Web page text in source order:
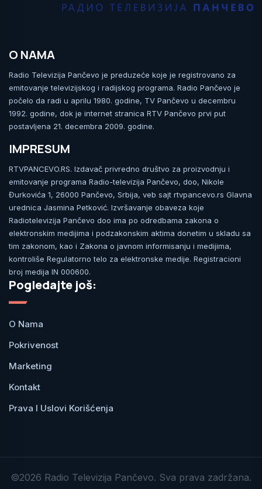
O NAMA
Radio Televizija Pančevo je preduzeće koje je registrovano za
emitovanje televizijskog i radijskog programa. Radio Pančevo je
počelo da radi u aprilu 1980. godine, TV Pančevo u decembru
1992. godine, dok je internet stranica RTV Pančevo prvi put
postavljena 21. decembra 2009. godine.
IMPRESUM
RTVPANCEVO.RS. Izdavač privredno društvo za proizvodnju i
emitovanje programa Radio-televizija Pančevo, doo, Nikole
Đurkovića 1, 26000 Pančevo, Srbija, veb sajt rtvpancevo.rs Glavna
urednica Jasmina Petković. Izvršavanje obaveza koje
Radiotelevizija Pančevo doo ima po odredbama zakona o
elektronskim medijima i podzakonskim aktima donetim u skladu sa
tim zakonom, kao i Zakona o javnom informisanju i medijima,
kontroliše Regulatorno telo za elektronske medije. Registracioni
broj medija IN 000600.
Pogledajte još:
O Nama
Pokrivenost
Marketing
Kontakt
Prava I Uslovi Korišćenja
©2026 Radio Televizija Pančevo. Sva prava zadržana.